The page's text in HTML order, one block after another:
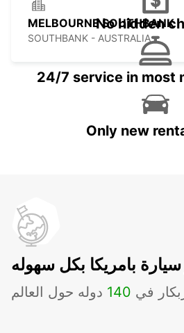
MELBOURNE SOUTHBANK
SOUTHBANK - AUSTRALIA
No hidden
24/7 service in most
Only new
سيارة بامريكا بكل سهوله
في 140 دوله حول العالم